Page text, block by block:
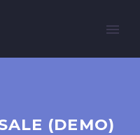
(DEMO)